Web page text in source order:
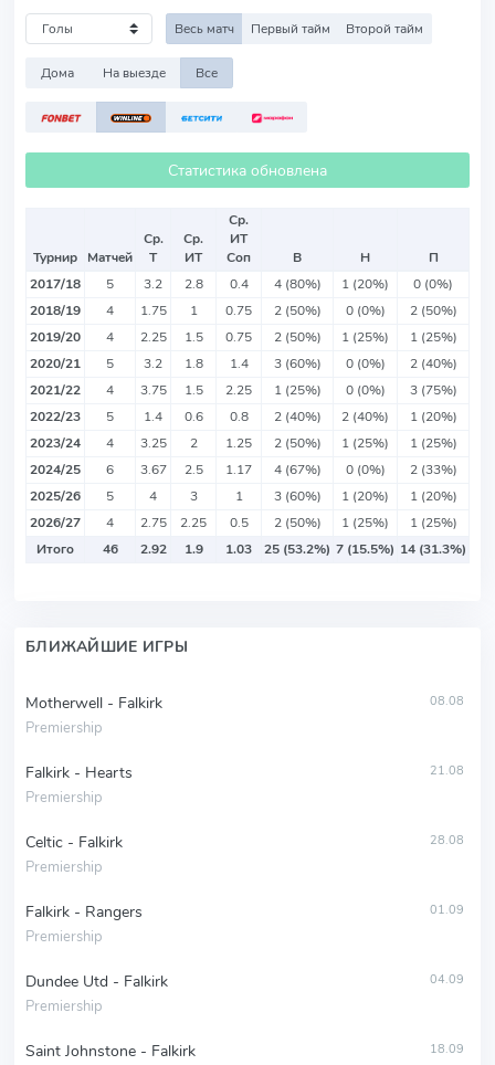
Весь матч Первый тайм Второй тайм
Дома На выезде Все
Статистика обновлена
Турнир Матчей
Ср.
Т
Ср.
ИТ
Ср.
ИТ
Соп
В Н
П
2017/18
5 3.2 2.8 0.4 4 (80%) 1 (20%)
0 (0%)
2018/19
4 1.75 1 0.75 2 (50%) 0 (0%)
2 (50%)
2019/20
4 2.25 1.5 0.75 2 (50%) 1 (25%)
1 (25%)
2020/21
5 3.2 1.8 1.4 3 (60%) 0 (0%)
2 (40%)
2021/22
4 3.75 1.5 2.25 1 (25%) 0 (0%)
3 (75%)
2022/23
5 1.4 0.6 0.8 2 (40%) 2 (40%)
1 (20%)
2023/24
4 3.25 2 1.25 2 (50%) 1 (25%)
1 (25%)
2024/25
6 3.67 2.5 1.17 4 (67%) 0 (0%)
2 (33%)
2025/26
5 4 3 1 3 (60%) 1 (20%)
1 (20%)
2026/27
4 2.75 2.25 0.5 2 (50%) 1 (25%)
1 (25%)
Итого
46 2.92 1.9 1.03 25 (53.2%) 7 (15.5%) 14 (31.3%)
БЛИЖАЙШИЕ ИГРЫ
Motherwell - Falkirk
Premiership
08.08
Falkirk - Hearts
Premiership
21.08
Celtic - Falkirk
Premiership
28.08
Falkirk - Rangers
Premiership
01.09
Dundee Utd - Falkirk
Premiership
04.09
Saint Johnstone - Falkirk 18.09